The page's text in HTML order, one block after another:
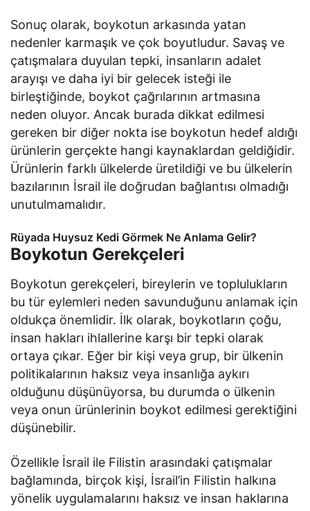
Sonuç olarak, boykotun arkasında yatan
nedenler karmaşık ve çok boyutludur. Savaş ve
çatışmalara duyulan tepki, insanların adalet
arayışı ve daha iyi bir gelecek isteği ile
birleştiğinde, boykot çağrılarının artmasına
neden oluyor. Ancak burada dikkat edilmesi
gereken bir diğer nokta ise boykotun hedef aldığı
ürünlerin gerçekte hangi kaynaklardan geldiğidir.
Ürünlerin farklı ülkelerde üretildiği ve bu ülkelerin
bazılarının İsrail ile doğrudan bağlantısı olmadığı
unutulmamalıdır.
Rüyada Huysuz Kedi Görmek Ne Anlama Gelir?
Boykotun Gerekçeleri
Boykotun gerekçeleri, bireylerin ve toplulukların
bu tür eylemleri neden savunduğunu anlamak için
oldukça önemlidir. İlk olarak, boykotların çoğu,
insan hakları ihlallerine karşı bir tepki olarak
ortaya çıkar. Eğer bir kişi veya grup, bir ülkenin
politikalarının haksız veya insanlığa aykırı
olduğunu düşünüyorsa, bu durumda o ülkenin
veya onun ürünlerinin boykot edilmesi gerektiğini
düşünebilir.
Özellikle İsrail ile Filistin arasındaki çatışmalar
bağlamında, birçok kişi, İsrail’in Filistin halkına
yönelik uygulamalarını haksız ve insan haklarına